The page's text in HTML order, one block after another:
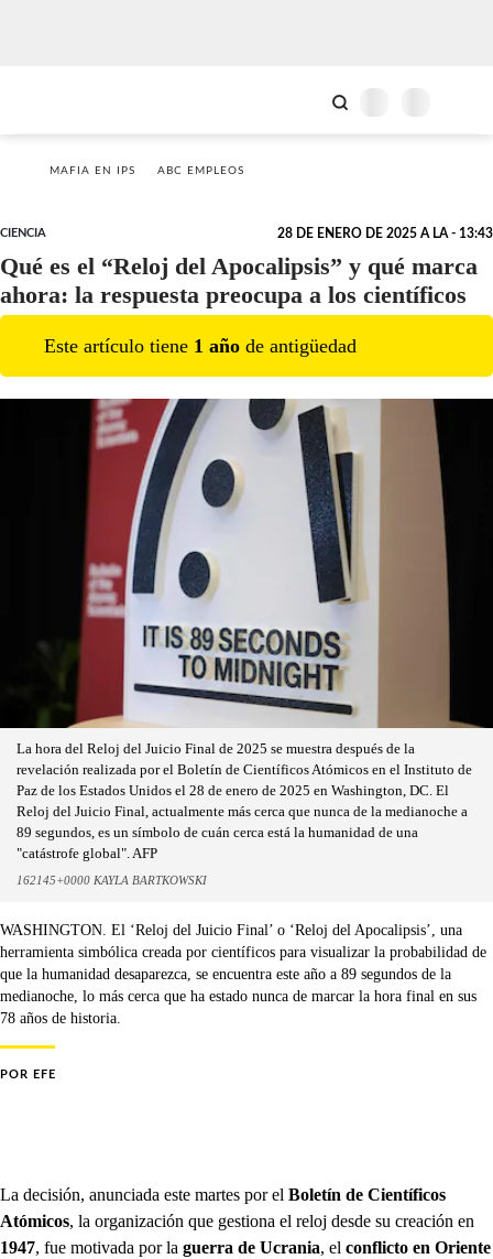
MAFIA EN IPS ABC EMPLEOS
CIENCIA 28 DE ENERO DE 2025 A LA - 13:43
Qué es el “Reloj del Apocalipsis” y qué marca
ahora: la respuesta preocupa a los científicos
Este artículo tiene 1 año de antigüedad
La hora del Reloj del Juicio Final de 2025 se muestra después de la
revelación realizada por el Boletín de Científicos Atómicos en el Instituto de
Paz de los Estados Unidos el 28 de enero de 2025 en Washington, DC. El
Reloj del Juicio Final, actualmente más cerca que nunca de la medianoche a
89 segundos, es un símbolo de cuán cerca está la humanidad de una
"catástrofe global". AFP
162145+0000 KAYLA BARTKOWSKI
WASHINGTON. El ‘Reloj del Juicio Final’ o ‘Reloj del Apocalipsis’, una
herramienta simbólica creada por científicos para visualizar la probabilidad de
que la humanidad desaparezca, se encuentra este año a 89 segundos de la
medianoche, lo más cerca que ha estado nunca de marcar la hora final en sus
78 años de historia.
POR EFE
La decisión, anunciada este martes por el Boletín de Científicos
Atómicos, la organización que gestiona el reloj desde su creación en
1947, fue motivada por la guerra de Ucrania, el conflicto en Oriente